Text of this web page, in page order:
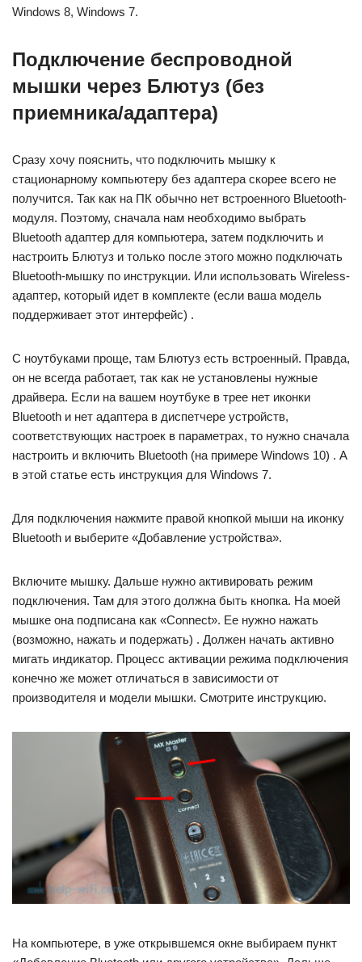
Windows 8, Windows 7.
Подключение беспроводной
мышки через Блютуз (без
приемника/адаптера)
Сразу хочу пояснить, что подключить мышку к
стационарному компьютеру без адаптера скорее всего не
получится. Так как на ПК обычно нет встроенного Bluetooth-
модуля. Поэтому, сначала нам необходимо выбрать
Bluetooth адаптер для компьютера, затем подключить и
настроить Блютуз и только после этого можно подключать
Bluetooth-мышку по инструкции. Или использовать Wireless-
адаптер, который идет в комплекте (если ваша модель
поддерживает этот интерфейс) .
С ноутбуками проще, там Блютуз есть встроенный. Правда,
он не всегда работает, так как не установлены нужные
драйвера. Если на вашем ноутбуке в трее нет иконки
Bluetooth и нет адаптера в диспетчере устройств,
соответствующих настроек в параметрах, то нужно сначала
настроить и включить Bluetooth (на примере Windows 10) . А
в этой статье есть инструкция для Windows 7.
Для подключения нажмите правой кнопкой мыши на иконку
Bluetooth и выберите «Добавление устройства».
Включите мышку. Дальше нужно активировать режим
подключения. Там для этого должна быть кнопка. На моей
мышке она подписана как «Connect». Ее нужно нажать
(возможно, нажать и подержать) . Должен начать активно
мигать индикатор. Процесс активации режима подключения
конечно же может отличаться в зависимости от
производителя и модели мышки. Смотрите инструкцию.
На компьютере, в уже открывшемся окне выбираем пункт